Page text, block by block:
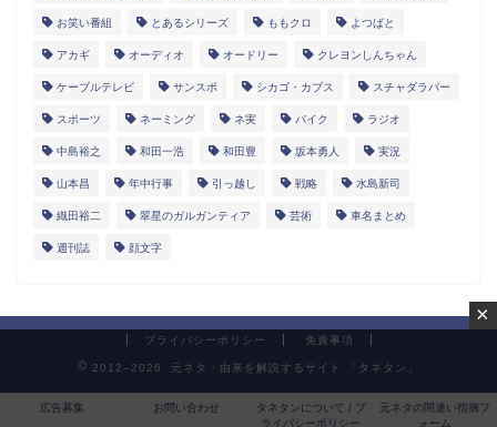
お笑い番組 とあるシリーズ ももクロ よつばと
アカギ オーディオ オードリー クレヨンしんちゃん
ケーブルテレビ サンスポ シカゴ・カブス スチャダラパー
スポーツ ネーミング ネ実 バイク ラジオ
中島裕之 和田一浩 和田豊 坂本勇人 実況
山本昌 年中行事 引っ越し 戦略 水島新司
織田裕二 翠星のガルガンティア 芸術 車名まとめ
週刊誌 顔文字
プライバシーポリシー 免責事項
2012–2026 元ネタ・由来を解説するサイト 「タネタン」
広告募集 お問い合わせ
タネタンについて / プ
ライバシーポリシー
元ネタの間違い指摘フ
ォーム
×